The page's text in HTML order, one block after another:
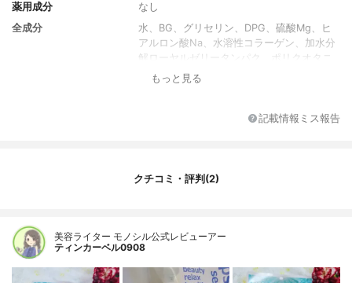
薬用成分
なし
全成分
水、BG、グリセリン、DPG、硫酸Mg、ヒ
アルロン酸Na、水溶性コラーゲン、加水分
解ローヤルゼリータンパク、ポリクオタニ
ウム?６１、グリチルリチン酸２K、PCA-N
ン、プロリン、トレオニン、イソロイシ
クエン酸、クエン酸Na
製造国
日本
内容量のバリエーション
もっと見る
記載情報ミス報告
クチコミ・評判(2)
美容ライター モノシル公式レビューアー
ティンカーベル0908